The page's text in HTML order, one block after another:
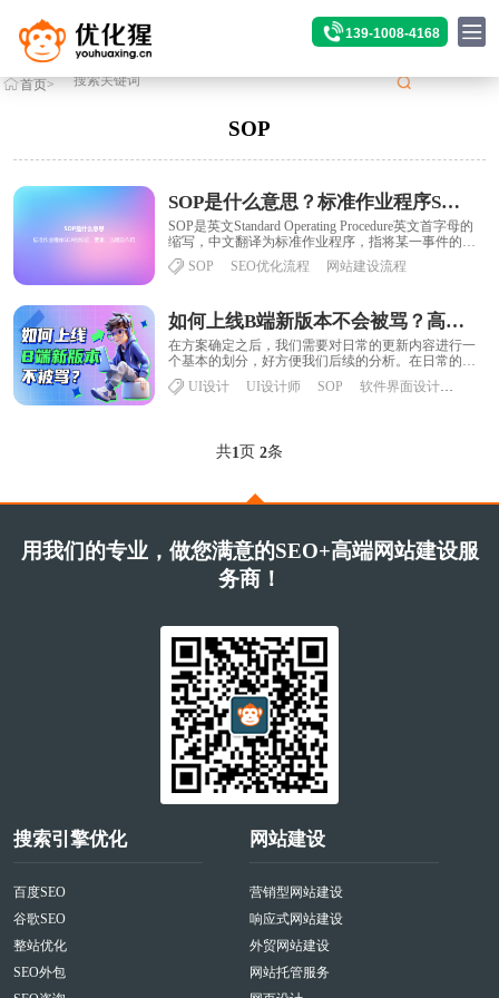
139-1008-4168
首页> 标签>SOP
SOP
SOP是什么意思？标准作业程序SOP的特征、要素、流程及作用
SOP是英文Standard Operating Procedure英文首字母的
缩写，中文翻译为标准作业程序，指将某一事件的标
准操作步骤和要......
SOP SEO优化流程 网站建设流程
如何上线B端新版本不会被骂？高手设计师总结了这份SOP流程！
在方案确定之后，我们需要对日常的更新内容进行一
个基本的划分，好方便我们后续的分析。在日常的需
求方案当中，我们主要分为三种情况：1.大版本迭
代......UI设计 UI设计师 SOP 软件界面设计
共1页 2条
用我们的专业，做您满意的SEO+高端网站建设服
务商！
搜索引擎优化
百度SEO
谷歌SEO
整站优化
SEO外包
网站建设
营销型网站建设
响应式网站建设
外贸网站建设
网站托管服务